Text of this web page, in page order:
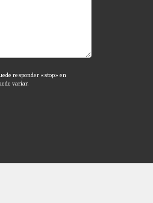
responder «stop» en
variar.